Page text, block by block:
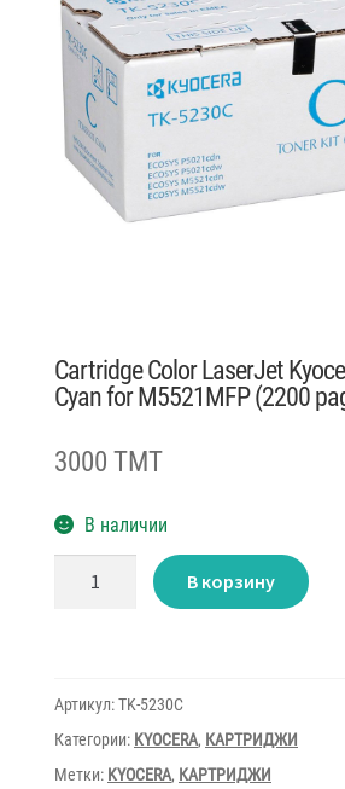
Cartridge Color LaserJet
Cyan for M5521MFP (2200
3000 TMT
В наличии
Количество
товара
5230C
Cyan
for
M5521MFP
(2200
В корзину
Артикул:TK-5230C
Категории: KYOCERA, КАРТРИДЖИ
Метки: KYOCERA, КАРТРИДЖИ